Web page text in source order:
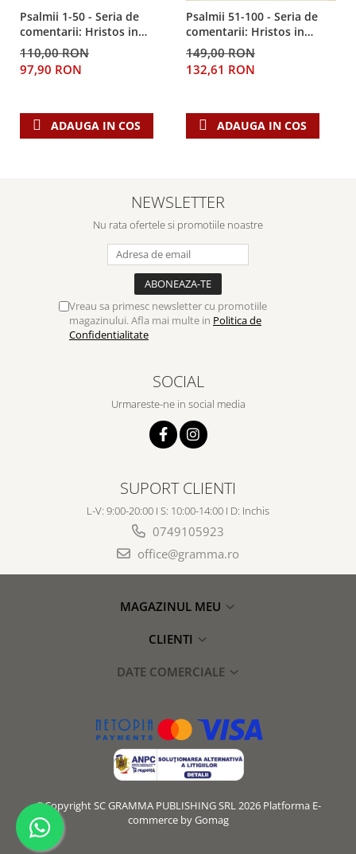
Psalmii 1-50 - Seria de
comentarii: Hristos in
centru
110,00 RON
97,90 RON
ADAUGA IN COS
Psalmii 51-100 - Seria de
comentarii: Hristos in
centru
149,00 RON
132,61 RON
ADAUGA IN COS
NEWSLETTER
Nu rata ofertele si promotiile noastre
Vreau sa primesc newsletter cu promotiile
magazinului. Afla mai multe in Politica de
Confidentialitate
SOCIAL
Urmareste-ne in social media
SUPORT CLIENTI
L-V: 9:00-20:00 I S: 10:00-14:00 I D: Inchis
0749105923
office@gramma.ro
MAGAZINUL MEU
CLIENTI
DATE COMERCIALE
©Copyright SC GRAMMA PUBLISHING SRL 2026 Platforma E-
commerce by Gomag